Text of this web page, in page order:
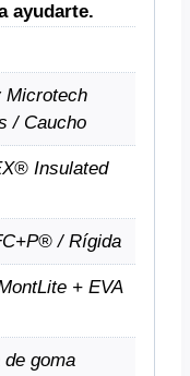
ayudarte.
/ Caucho
Insulated
/ Rígida
+ EVA
de goma